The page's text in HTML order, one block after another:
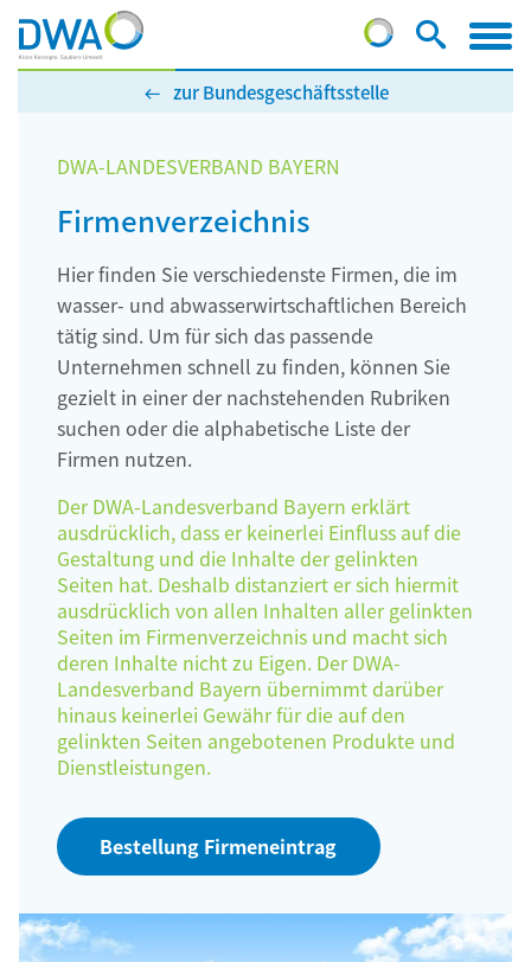
zur Bundesgeschäftsstelle
DWA-LANDESVERBAND BAYERN
Firmenverzeichnis
Hier finden Sie verschiedenste Firmen, die im
wasser- und abwasserwirtschaftlichen Bereich
tätig sind. Um für sich das passende
Unternehmen schnell zu finden, können Sie
gezielt in einer der nachstehenden Rubriken
suchen oder die alphabetische Liste der
Firmen nutzen.
Der DWA-Landesverband Bayern erklärt
ausdrücklich, dass er keinerlei Einfluss auf die
Gestaltung und die Inhalte der gelinkten
Seiten hat. Deshalb distanziert er sich hiermit
ausdrücklich von allen Inhalten aller gelinkten
Seiten im Firmenverzeichnis und macht sich
deren Inhalte nicht zu Eigen. Der DWA-
Landesverband Bayern übernimmt darüber
hinaus keinerlei Gewähr für die auf den
gelinkten Seiten angebotenen Produkte und
Dienstleistungen.
Bestellung Firmeneintrag